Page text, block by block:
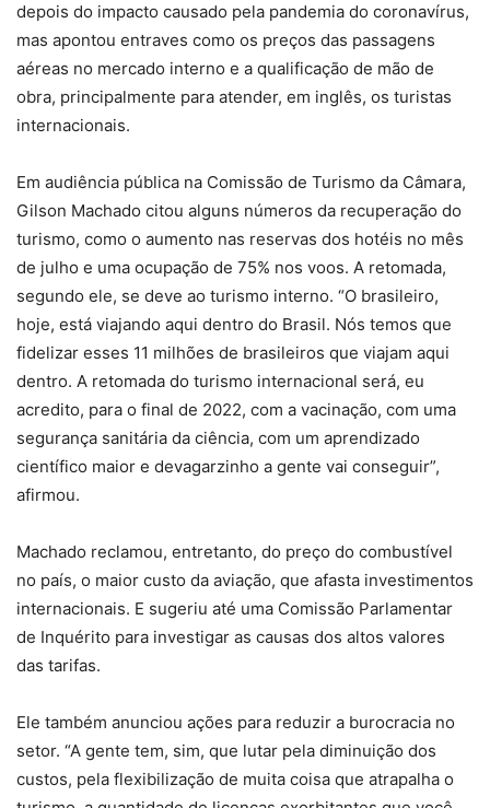
depois do impacto causado pela pandemia do coronavírus,
mas apontou entraves como os preços das passagens
aéreas no mercado interno e a qualificação de mão de
obra, principalmente para atender, em inglês, os turistas
internacionais.
Em audiência pública na Comissão de Turismo da Câmara,
Gilson Machado citou alguns números da recuperação do
turismo, como o aumento nas reservas dos hotéis no mês
de julho e uma ocupação de 75% nos voos. A retomada,
segundo ele, se deve ao turismo interno. “O brasileiro,
hoje, está viajando aqui dentro do Brasil. Nós temos que
fidelizar esses 11 milhões de brasileiros que viajam aqui
dentro. A retomada do turismo internacional será, eu
acredito, para o final de 2022, com a vacinação, com uma
segurança sanitária da ciência, com um aprendizado
científico maior e devagarzinho a gente vai conseguir”,
afirmou.
Machado reclamou, entretanto, do preço do combustível
no país, o maior custo da aviação, que afasta investimentos
internacionais. E sugeriu até uma Comissão Parlamentar
de Inquérito para investigar as causas dos altos valores
das tarifas.
Ele também anunciou ações para reduzir a burocracia no
setor. “A gente tem, sim, que lutar pela diminuição dos
custos, pela flexibilização de muita coisa que atrapalha o